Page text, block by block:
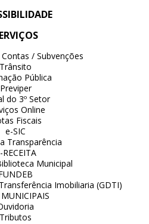
/ Subvenções
Trânsito
Pública
Previper
do 3º Setor
Online
Fiscais
e-SIC
Transparência
RECEITA
Municipal
Imobiliaria (GDTI)
MUNICIPAIS
Tributos